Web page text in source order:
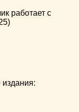
работает с